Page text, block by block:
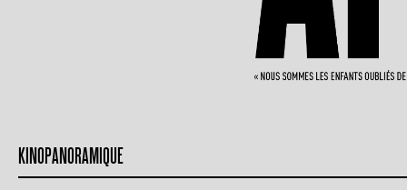
KINOPANORAMIQUE